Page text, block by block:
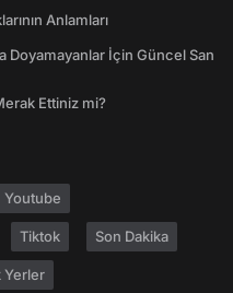
Anlamları
Doyamayanlar İçin Güncel San
Ettiniz mi?
Youtube
Tiktok Son Dakika
Yerler